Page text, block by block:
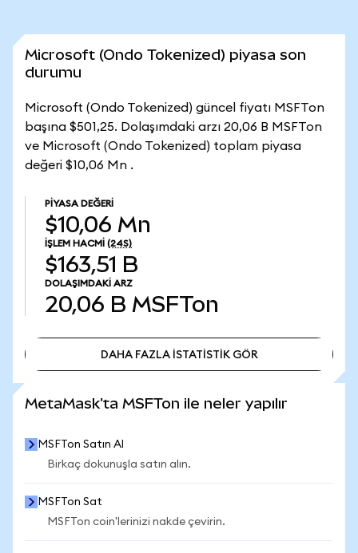
Microsoft (Ondo Tokenized) piyasa son
durumu
Microsoft (Ondo Tokenized) güncel fiyatı MSFTon
başına $501,25. Dolaşımdaki arzı 20,06 B MSFTon
ve Microsoft (Ondo Tokenized) toplam piyasa
değeri $10,06 Mn .
PIYASA DEĞERI
$10,06 Mn
İŞLEM HACMI (24S)
$163,51 B
DOLAŞIMDAKI ARZ
20,06 B MSFTon
DAHA FAZLA İSTATİSTİK GÖR
MetaMask'ta MSFTon ile neler yapılır
MSFTon Satın Al
Birkaç dokunuşla satın alın.
MSFTon Sat
MSFTon coin'lerinizi nakde çevirin.